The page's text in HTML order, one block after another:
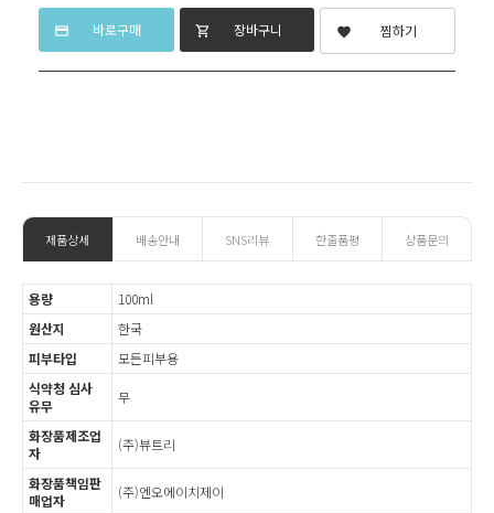
credit_card 바로구매 shopping_cart 장바구니 favorite 찜하기
제품상세 배송안내 SNS리뷰 한줄품평 상품문의
용량
100ml
원산지
한국
피부타입
모든피부용
식약청 심사
유무
무
화장품제조업
자
(주)뷰트리
화장품책임판
매업자
(주)엔오에이치제이